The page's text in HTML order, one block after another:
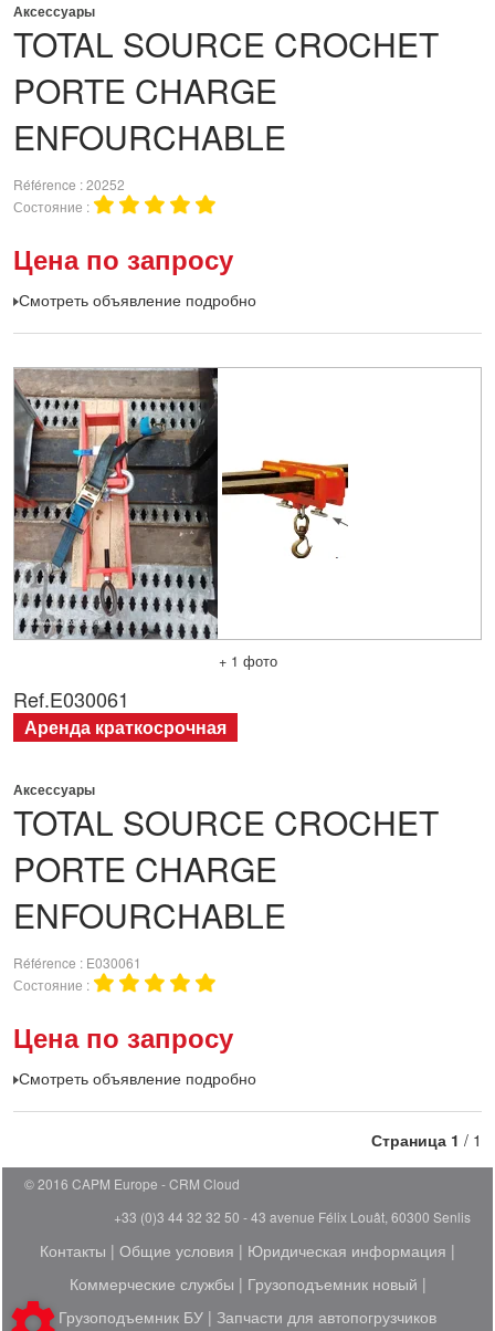
TOTAL SOURCE CROCHET
PORTE CHARGE
ENFOURCHABLE
Аксессуары
Référence 20252
Состояние
Цена по запросу
Смотреть объявление подробно
+ 1 фото
TOTAL SOURCE CROCHET
PORTE CHARGE
ENFOURCHABLE
Аксессуары
Référence
E030061
Состояние
Цена по запросу
Смотреть объявление подробно
Ref.E030061
Аренда краткосрочная
Страница 1 / 1
© 2016 CAPM Europe
CRM Cloud
+33 (0)3 44 32 32 50 - 43 avenue Félix Louât, 60300 Senlis
Контакты | Общие условия | Юридическая информация |
Коммерческие службы | Грузоподъемник новый |
Грузоподъемник БУ | Запчасти для автопогрузчиков